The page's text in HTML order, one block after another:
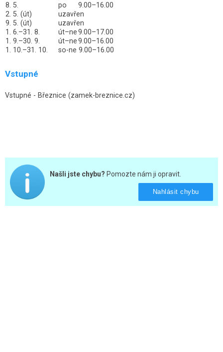
8. 5.
po
9.00–16.00
2. 5. (út)
uzavřen
9. 5. (út)
uzavřen
1. 6.–31. 8.
út–ne9.00–17.00
1. 9.–30. 9.
út–ne9.00–16.00
1. 10.–31. 10.
so-ne 9.00–16.00
Vstupné
Vstupné - Březnice (zamek-breznice.cz)
Našli jste chybu? Pomozte nám ji opravit.
Nahlásit chybu